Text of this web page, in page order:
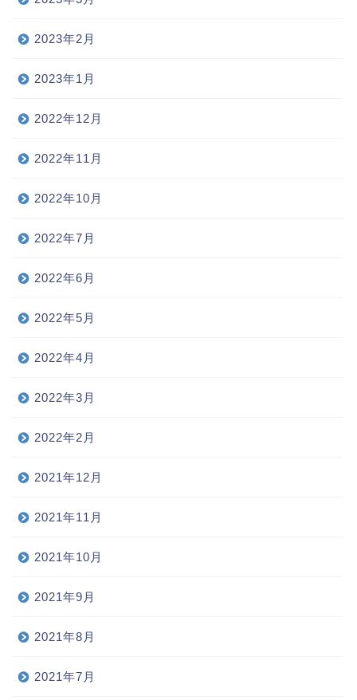
2023年2月
2023年1月
2022年12月
2022年11月
2022年10月
2022年7月
2022年6月
2022年5月
2022年4月
2022年3月
2022年2月
2021年12月
2021年11月
2021年10月
2021年9月
2021年8月
2021年7月